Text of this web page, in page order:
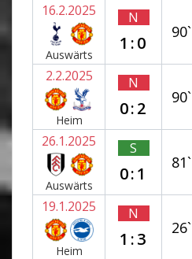
16.2.2025
Auswärts
N
1:0
90`
2.2.2025
Heim
N
0:2
90`
26.1.2025
Auswärts
S
0:1
81`
19.1.2025
Heim
N
1:3
26`